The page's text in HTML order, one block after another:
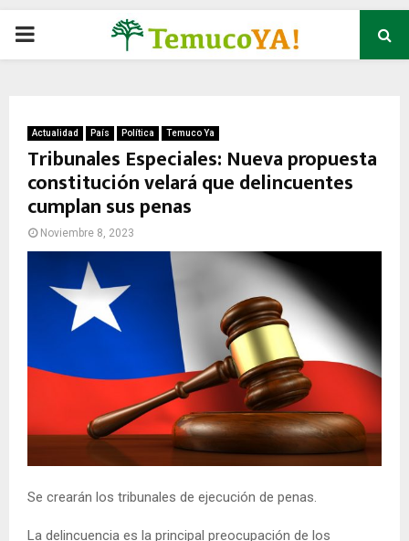
P
M
A
E
U
Actualidad País Política Temuco Ya
Tribunales Especiales: Nueva propuesta
constitución velará que delincuentes
cumplan sus penas
Noviembre 8, 2023
Se crearán los tribunales de ejecución de penas.
La delincuencia es la principal preocupación de los